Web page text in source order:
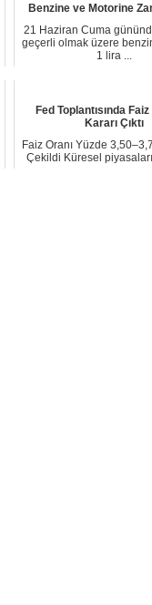
Benzine ve Motorine
21 Haziran Cuma
geçerli olmak üzere
1 lira ...
Fed Toplantısında
Kararı Çıktı
Faiz Oranı Yüzde
Çekildi Küresel